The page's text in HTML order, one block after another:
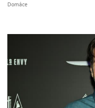
Domáce